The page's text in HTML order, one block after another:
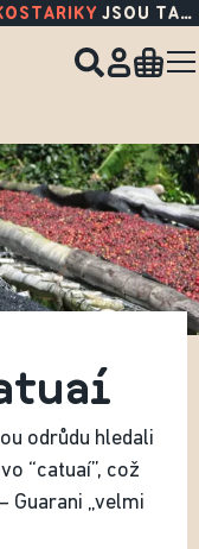
JSOU TADY!
odrůdu hledali
“catuaí”, což
Guarani „velmi